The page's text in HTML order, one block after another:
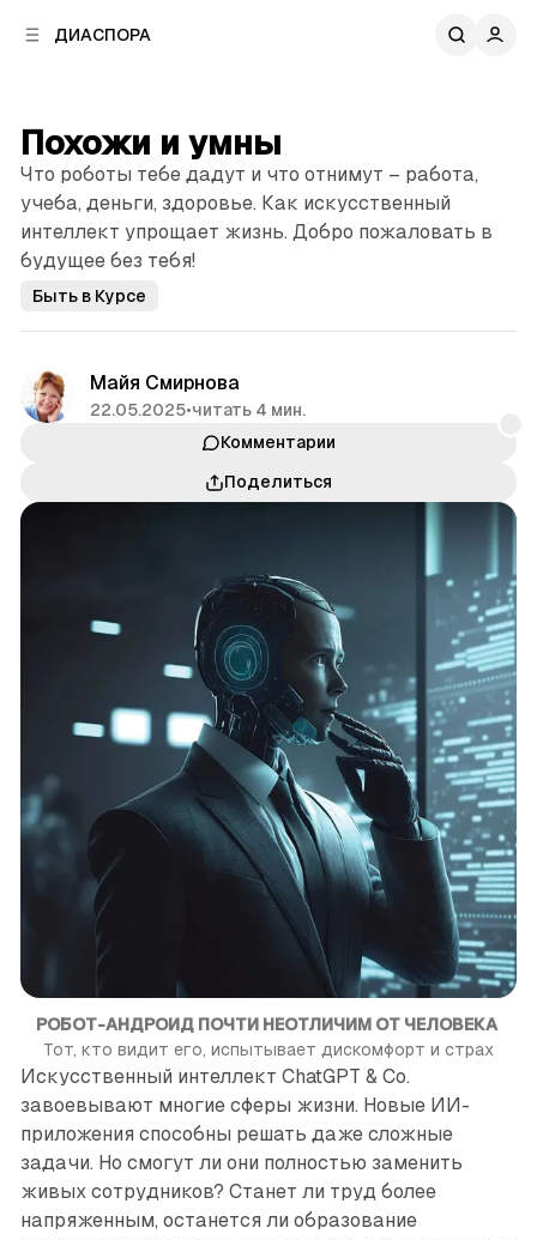
ДИАСПОРА
Похожи и умны
Что роботы тебе дадут и что отнимут – работа,
учеба, деньги, здоровье. Как искусственный
интеллект упрощает жизнь. Добро пожаловать в
будущее без тебя!
Быть в Курсе
Майя Смирнова
22.05.2025•читать 4 мин.
Комментарии
Поделиться
РОБОТ-АНДРОИД ПОЧТИ НЕОТЛИЧИМ ОТ ЧЕЛОВЕКА
Тот, кто видит его, испытывает дискомфорт и страх
Искусственный интеллект ChatGPT & Co.
завоевывают многие сферы жизни. Новые ИИ-
приложения способны решать даже сложные
задачи. Но смогут ли они полностью заменить
живых сотрудников? Станет ли труд более
напряженным, останется ли образование